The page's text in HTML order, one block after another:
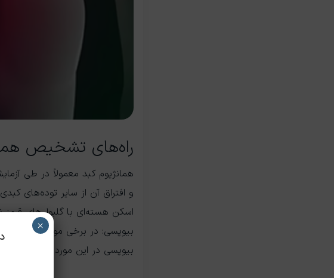
راه‌های تشخیص
همانژیوم کبد معمولاً در طی
و افتراق آن از سایر توده‌های
اسکن هسته‌ای با گلبول‌های
بیوپسی: در برخی موارد، ممکن
بیوپسی در این مورد اصلا توصیه
×